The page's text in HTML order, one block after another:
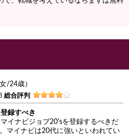
/24歳）
総合評判
録すべき
イナビジョブ20'sを登録するべきだ
マイナビは20代に強いといわれてい